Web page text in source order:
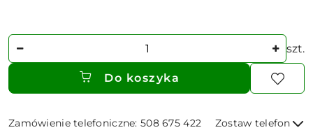
Ilość szt.
Do koszyka
Zamówienie telefoniczne: 508 675 422 Zostaw telefon